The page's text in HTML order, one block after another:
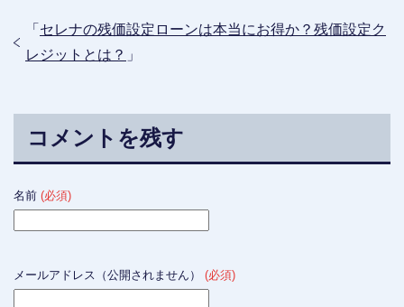
「 セレナの残価設定ローンは本当にお得か？残価設定ク
レジットとは？ 」
コメントを残す
名前 (必須)
メールアドレス（公開されません） (必須)